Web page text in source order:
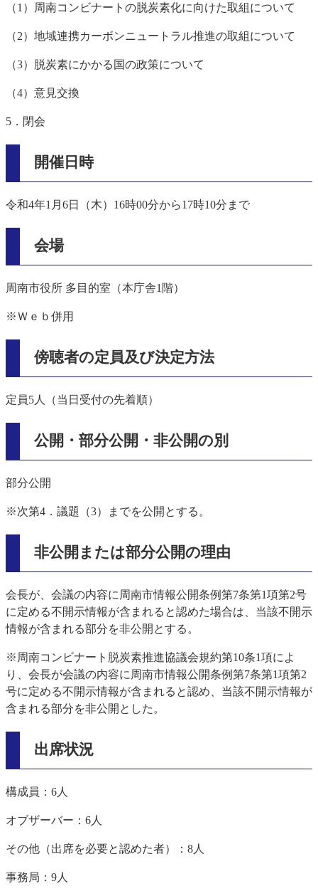
（1）周南コンビナートの脱炭素化に向けた取組について
（2）地域連携カーボンニュートラル推進の取組について
（3）脱炭素にかかる国の政策について
（4）意見交換
5．閉会
開催日時
令和4年1月6日（木）16時00分から17時10分まで
会場
周南市役所 多目的室（本庁舎1階）
※Ｗｅｂ併用
傍聴者の定員及び決定方法
定員5人（当日受付の先着順）
公開・部分公開・非公開の別
部分公開
※次第4．議題（3）までを公開とする。
非公開または部分公開の理由
会長が、会議の内容に周南市情報公開条例第7条第1項第2号
に定める不開示情報が含まれると認めた場合は、当該不開示
情報が含まれる部分を非公開とする。
※周南コンビナート脱炭素推進協議会規約第10条1項によ
り、会長が会議の内容に周南市情報公開条例第7条第1項第2
号に定める不開示情報が含まれると認め、当該不開示情報が
含まれる部分を非公開とした。
出席状況
構成員：6人
オブザーバー：6人
その他（出席を必要と認めた者）：8人
事務局：9人